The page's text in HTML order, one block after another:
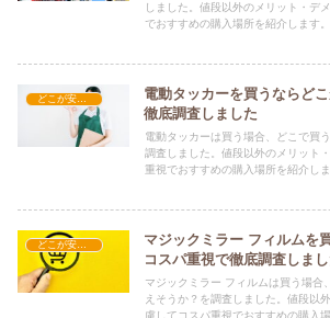
しました。値段以外のメリット・デ
でおすすめの購入場所を紹介します。
どこが安い？-工具・DIY
電動タッカーを買うならど
徹底調査しました
電動タッカーは買う場合、どこで買
調査しました。値段以外のメリット
重視でおすすめの購入場所を紹介しま
どこが安い？-工具・DIY
マジックミラー フィルムを
コスパ重視で徹底調査しま
マジックミラー フィルムは買う場合
えそうか？を調査しました。値段以
慮してコスパ重視でおすすめの購入